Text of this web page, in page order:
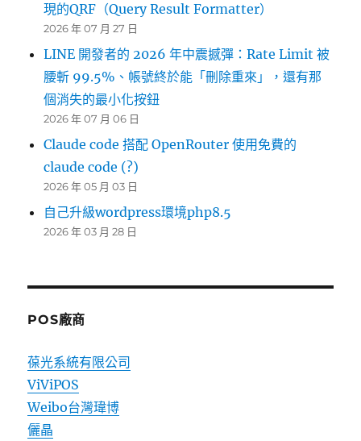
現的QRF（Query Result Formatter）
2026 年 07 月 27 日
LINE 開發者的 2026 年中震撼彈：Rate Limit 被
腰斬 99.5%、帳號終於能「刪除重來」，還有那
個消失的最小化按鈕
2026 年 07 月 06 日
Claude code 搭配 OpenRouter 使用免費的
claude code (?)
2026 年 05 月 03 日
自己升級wordpress環境php8.5
2026 年 03 月 28 日
POS廠商
葆光系統有限公司
ViViPOS
Weibo台灣瑋博
儷晶